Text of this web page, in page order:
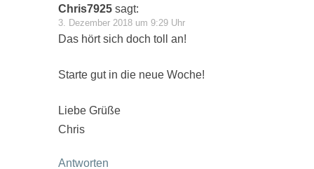
Chris7925 sagt:
3. Dezember 2018 um 9:29 Uhr
Das hört sich doch toll an!
Starte gut in die neue Woche!
Liebe Grüße
Chris
Antworten